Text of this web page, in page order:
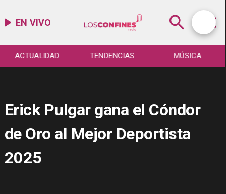
EN VIVO
ACTUALIDAD TENDENCIAS MÚSICA
Erick Pulgar gana el Cóndor
de Oro al Mejor Deportista
2025